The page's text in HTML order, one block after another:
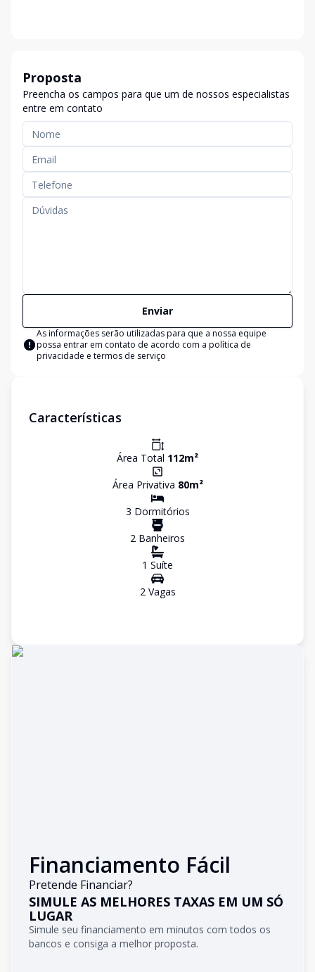
Proposta
Preencha os campos para que um de nossos especialistas
entre em contato
Enviar
As informações serão utilizadas para que a nossa equipe
possa entrar em contato de acordo com a política de
privacidade e termos de serviço
Características
Área Total 112m²
Área Privativa 80m²
3 Dormitórios
2 Banheiros
1 Suíte
2Vagas
Financiamento Fácil
Pretende Financiar?
SIMULE AS MELHORES TAXAS EM UM SÓ
LUGAR
Simule seu financiamento em minutos com todos os
bancos e consiga a melhor proposta.